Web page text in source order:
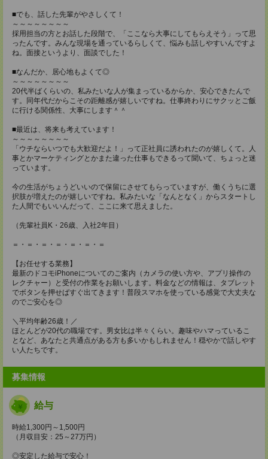
■でも、話した先輩がやさしくて！
～～～～～～～～
採用担当の方とお話した段階で、「ここなら大事にしてもらえそう」って思
ったんです。みんな現場を通っているらしくて、悩みも話しやすいんですよ
ね。面接というより、面談でした！
■なんだか、居心地もよくて◎
～～～～～～～～
20代半ばくらいの、私みたいな人が集まっているからか、安心できたんで
す。同年代だからこその距離感が嬉しいですね。仕事終わりにサクッとご飯
に行ける関係性、大事にします＾＾
■最近は、将来も考えています！
～～～～～～～～
「ウチならいつでも大歓迎だよ！」って正社員に誘われたのが嬉しくて。人
事とかマーケティングとかまた違った仕事もできるって聞いて、ちょっと迷
っています。
今の生活がちょうどいいので保留にさせてもらっていますが、働くうちに選
択肢が増えたのが嬉しいですね。私みたいな「なんとなく」からスタートし
た人間でもいいんだって、ここに来て思えました。
（先輩社員K・26歳、入社2年目）
＝・＝・＝・＝・＝・＝・＝
【お任せする業務】
最新のドコモiPhoneについてのご案内（カメラの使い方や、アプリ操作の
レクチャー）と受付の作業をお願いします。料金などの情報は、タブレット
でボタンを押せばすぐ出てきます！普段スマホを使っている感覚で大丈夫な
のでご安心を◎
＼平均年齢26歳！／
ほとんどが20代の職場です。男女比は半々くらい。趣味やハマっているこ
となど、あなたと共通点がある方も多いかもしれません！穏やかで話しやす
い人たちです。
募集情報
給与
時給1,300円～1,500円
（月収目安：25～27万円）
◎安定した給与で安心！